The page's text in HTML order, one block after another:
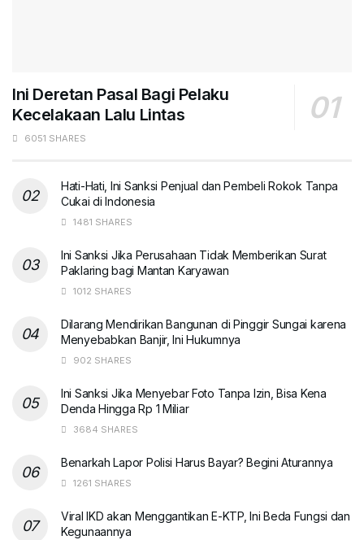
Ini Deretan Pasal Bagi Pelaku
Kecelakaan Lalu Lintas
6051 SHARES
Hati-Hati, Ini Sanksi Penjual dan Pembeli Rokok Tanpa
Cukai di Indonesia
1481 SHARES
Ini Sanksi Jika Perusahaan Tidak Memberikan Surat
Paklaring bagi Mantan Karyawan
1012 SHARES
Dilarang Mendirikan Bangunan di Pinggir Sungai karena
Menyebabkan Banjir, Ini Hukumnya
902 SHARES
Ini Sanksi Jika Menyebar Foto Tanpa Izin, Bisa Kena
Denda Hingga Rp 1 Miliar
3684 SHARES
Benarkah Lapor Polisi Harus Bayar? Begini Aturannya
1261 SHARES
Viral IKD akan Menggantikan E-KTP, Ini Beda Fungsi dan
Kegunaannya